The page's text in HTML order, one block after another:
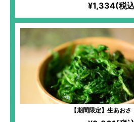
¥1,334(税
【期間限定】生あおさ